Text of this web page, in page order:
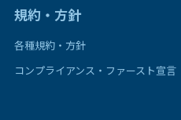
規約・方針
各種規約・方針
コンプライアンス・ファースト宣言